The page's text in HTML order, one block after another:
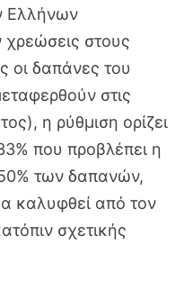
Ελλήνων
στους
οι δαπάνες του
στις
η ρύθμιση ορίζει
που προβλέπει η
των δαπανών,
καλυφθεί από τον
σχετικής